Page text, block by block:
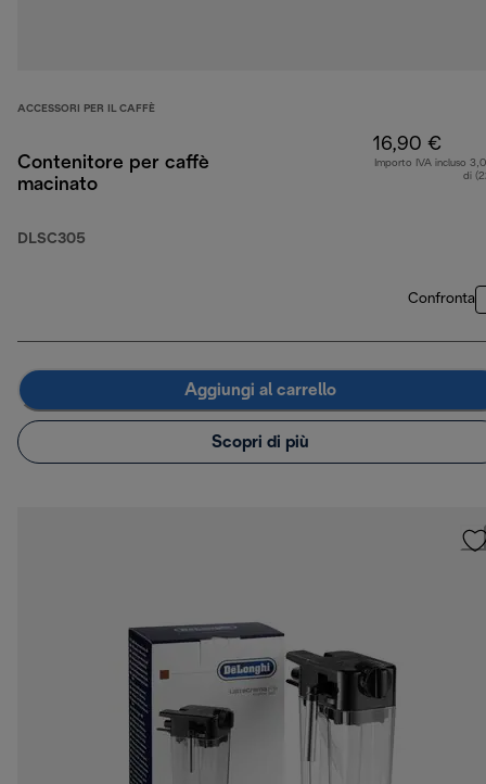
ACCESSORI PER IL CAFFÈ
Contenitore per caffè
macinato
DLSC305
16,90 €
Importo IVA incluso
di
Confronta
Aggiungi al carrello
Scopri di più